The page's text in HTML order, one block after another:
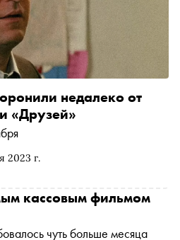
2023 г.
недалеко от
«Друзей»
кассовым фильмом
чуть больше месяца